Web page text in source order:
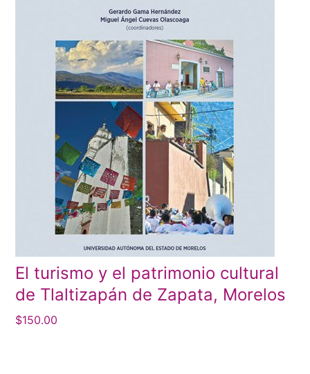
El turismo y el patrimonio cultural
de Tlaltizapán de Zapata, Morelos
$150.00